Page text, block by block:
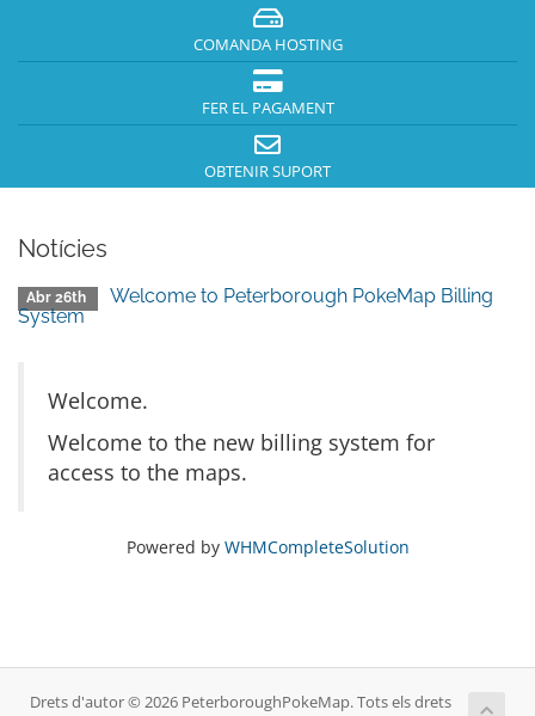
COMANDA HOSTING
FER EL PAGAMENT
OBTENIR SUPORT
Notícies
Abr 26th
Welcome to Peterborough PokeMap Billing
System
Welcome.
Welcome to the new billing system for
access to the maps.
Powered by WHMCompleteSolution
Drets d'autor © 2026 PeterboroughPokeMap. Tots els drets